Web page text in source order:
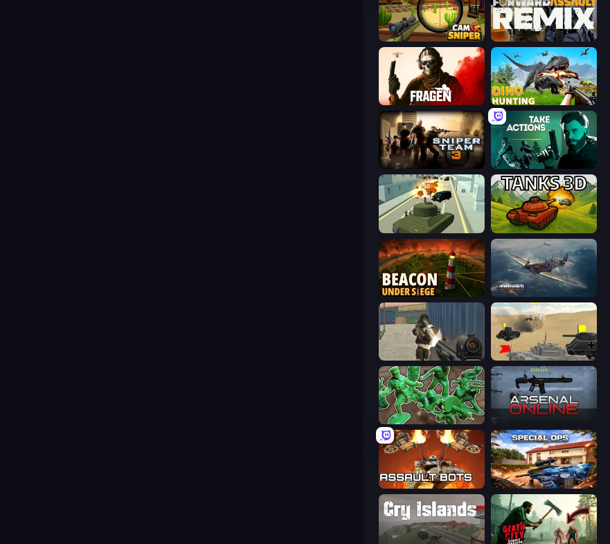
Camo Sniper Forward Assault Remix
Fragen Dino Hunting Jurassic World
Sniper Team 3 Take Actions
Secret Agent James Tanks 3D
Beacon Under Siege Dogfight
Masked Forces Tanks Battlefield: Desert
Soldiers - Capture and Control! Arsenal Online
Assault Bots Special Ops: GO